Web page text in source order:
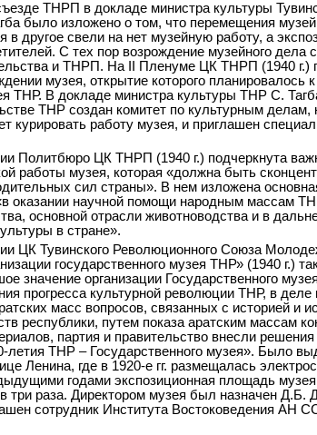
ТНРП в докладе министра культуры
было изложено о том, что перемещения
в другое свели на нет музейную работу, а
С тех пор возрождение музейного дела
и ТНРП. На II Пленуме ЦК ТНРП (1940 г.)
музея, открытие которого планировалось
ТНР. В докладе министра культуры ТНР С.
ТНР создан комитет по культурным делам,
курировать работу музея, и приглашен
Политбюро ЦК ТНРП (1940 г.) подчеркнута
работы музея, которая «должна быть
сил страны». В нем изложена
оказании научной помощи народным массам
основной отрасли животноводства и в
в стране».
ЦК Тувинского Революционного Союза
государственного музея ТНР» (1940 г.)
значение организации Государственного
прогресса культурной революции ТНР, в деле
масс вопросов, связанных с историей и
республики, путем показа аратским массам
партия и правительство внесли
летия ТНР – Государственного музея». Было
Ленина, где в 1920-е гг. размещалась
годами экспозиционная площадь
три раза. Директором музея был назначен Д.Б.
сотрудник Института Востоковедения АН